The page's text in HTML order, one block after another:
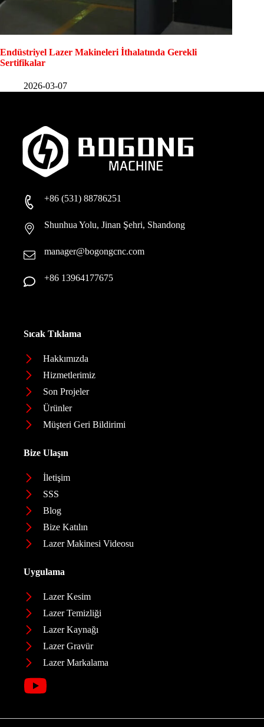
Endüstriyel Lazer Makineleri İthalatında Gerekli
Sertifikalar
2026-03-07
+86 (531) 88786251
Shunhua Yolu, Jinan Şehri, Shandong
manager@bogongcnc.com
+86 13964177675
Sıcak Tıklama
Hakkımızda
Hizmetlerimiz
Son Projeler
Ürünler
Müşteri Geri Bildirimi
Bize Ulaşın
İletişim
SSS
Blog
Bize Katılın
Lazer Makinesi Videosu
Uygulama
Lazer Kesim
Lazer Temizliği
Lazer Kaynağı
Lazer Gravür
Lazer Markalama